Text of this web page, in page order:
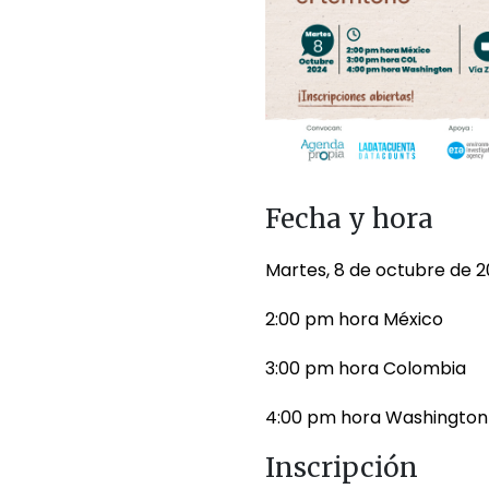
Fecha y hora
Martes, 8 de octubre de
2:00 pm hora México
3:00 pm hora Colombia
4:00 pm hora Washington
Inscripción